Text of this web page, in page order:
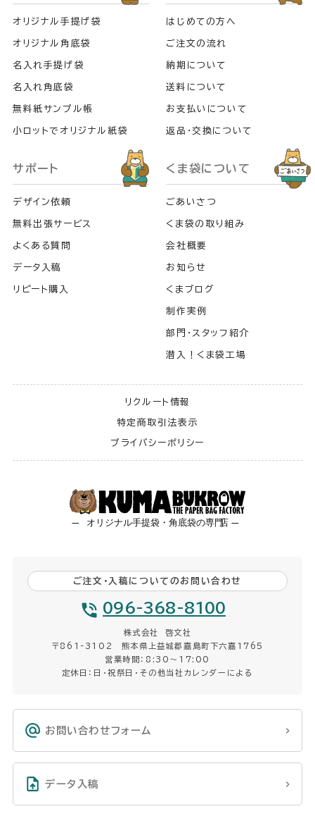
ご注文・入稿についてのお問い合わせ
096-368-8100
株式会社 啓文社
〒861-3102 熊本県上益城郡嘉島町下六嘉1765
営業時間：8:30〜17:00
定休日：日・祝祭日・その他当社カレンダーによる
お問い合わせフォーム
データ入稿
オリジナル手提げ袋
オリジナル角底袋
名入れ手提げ袋
名入れ角底袋
無料紙サンプル帳
小ロットでオリジナル紙袋
はじめての方へ
ご注文の流れ
納期について
送料について
お支払いについて
返品・交換について
サポート
デザイン依頼
無料出張サービス
よくある質問
データ入稿
リピート購入
くま袋について
ごあいさつ
くま袋の取り組み
会社概要
お知らせ
くまブログ
制作実例
部門・スタッフ紹介
潜入！くま袋工場
リクルート情報
特定商取引法表示
プライバシーポリシー